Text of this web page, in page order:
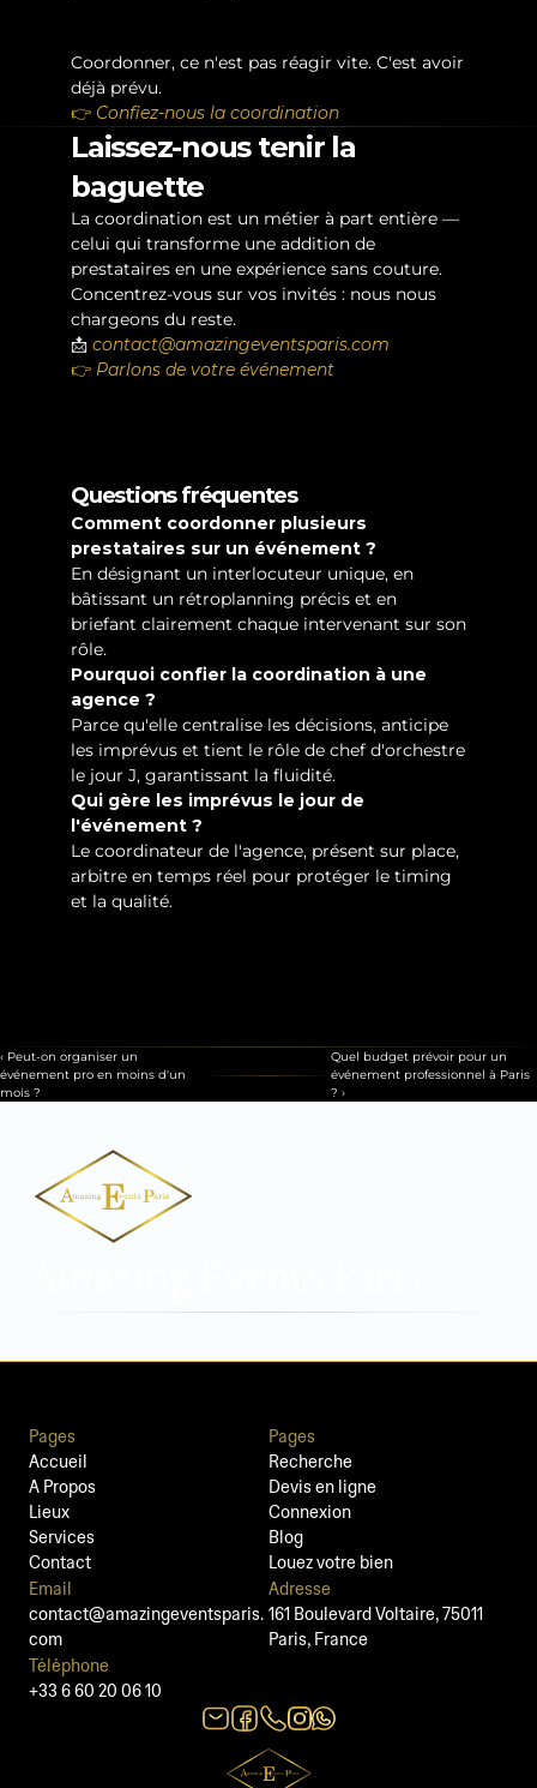
Coordonner, ce n'est pas réagir vite. C'est avoir
déjà prévu.
👉 Confiez-nous la coordination
Laissez-nous tenir la
baguette
La coordination est un métier à part entière —
celui qui transforme une addition de
prestataires en une expérience sans couture.
Concentrez-vous sur vos invités : nous nous
chargeons du reste.
📩 contact@amazingeventsparis.com
👉 Parlons de votre événement
Questions fréquentes
Comment coordonner plusieurs
prestataires sur un événement ?
En désignant un interlocuteur unique, en
bâtissant un rétroplanning précis et en
briefant clairement chaque intervenant sur son
rôle.
Pourquoi confier la coordination à une
agence ?
Parce qu'elle centralise les décisions, anticipe
les imprévus et tient le rôle de chef d'orchestre
le jour J, garantissant la fluidité.
Qui gère les imprévus le jour de
l'événement ?
Le coordinateur de l'agence, présent sur place,
arbitre en temps réel pour protéger le timing
et la qualité.
‹ Peut-on organiser un
événement pro en moins d'un
mois ?
Quel budget prévoir pour un
événement professionnel à Paris
? ›
Pages
Accueil
A Propos
Lieux
Services
Contact
Pages
Recherche
Devis en ligne
Connexion
Blog
Louez votre bien
Email
contact@amazingeventsparis.
com
Téléphone
+33 6 60 20 06 10
Adresse
161 Boulevard Voltaire, 75011
Paris, France